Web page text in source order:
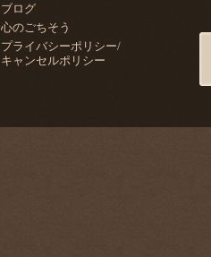
ブログ
心のごちそう
プライバシーポリシー/
キャンセルポリシー